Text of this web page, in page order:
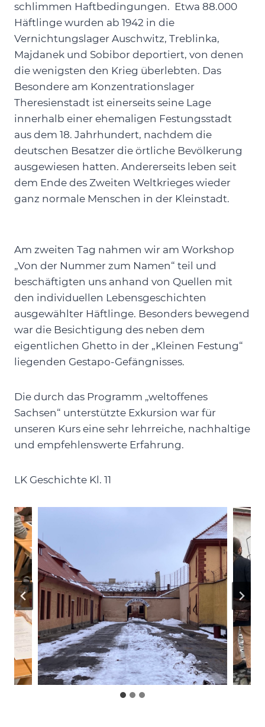
schlimmen Haftbedingungen. Etwa 88.000
Häftlinge wurden ab 1942 in die
Vernichtungslager Auschwitz, Treblinka,
Majdanek und Sobibor deportiert, von denen
die wenigsten den Krieg überlebten. Das
Besondere am Konzentrationslager
Theresienstadt ist einerseits seine Lage
innerhalb einer ehemaligen Festungsstadt
aus dem 18. Jahrhundert, nachdem die
deutschen Besatzer die örtliche Bevölkerung
ausgewiesen hatten. Andererseits leben seit
dem Ende des Zweiten Weltkrieges wieder
ganz normale Menschen in der Kleinstadt.
Am zweiten Tag nahmen wir am Workshop
„Von der Nummer zum Namen“ teil und
beschäftigten uns anhand von Quellen mit
den individuellen Lebensgeschichten
ausgewählter Häftlinge. Besonders bewegend
war die Besichtigung des neben dem
eigentlichen Ghetto in der „Kleinen Festung“
liegenden Gestapo-Gefängnisses.
Die durch das Programm „weltoffenes
Sachsen“ unterstützte Exkursion war für
unseren Kurs eine sehr lehrreiche, nachhaltige
und empfehlenswerte Erfahrung.
LK Geschichte Kl. 11